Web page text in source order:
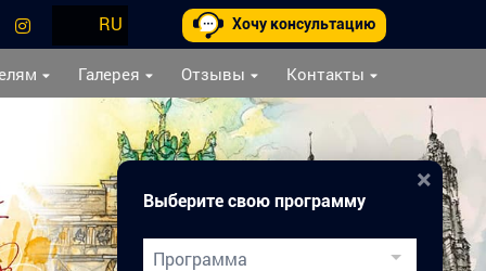
RU Хочу консультацию
Галерея Отзывы Контакты
×
Выберите свою программу
Программа